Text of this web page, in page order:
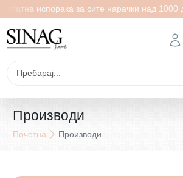
испорака за сите нарачки над 1000 денари
Производи
Почетна Производи